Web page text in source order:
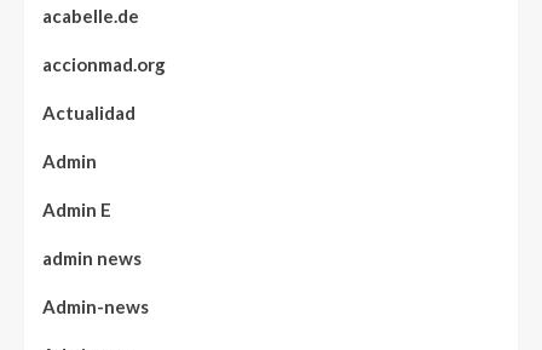
acabelle.de
accionmad.org
Actualidad
Admin
Admin E
admin news
Admin-news